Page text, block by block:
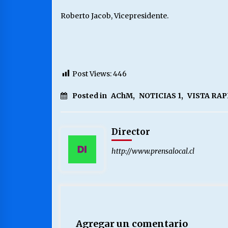
Roberto Jacob, Vicepresidente.
Post Views:446
Posted in AChM, NOTICIAS 1, VISTA
Director
http://www.prensalocal.cl
Agregar un comentario